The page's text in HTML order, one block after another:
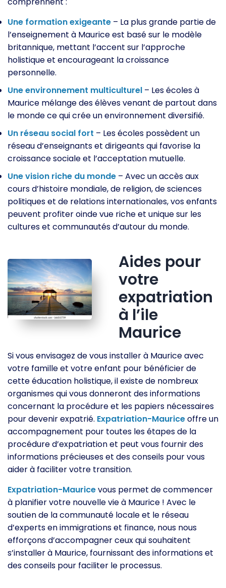
Une formation exigeante – La plus grande partie de
l’enseignement à Maurice est basé sur le modèle
britannique, mettant l’accent sur l’approche
holistique et encourageant la croissance
personnelle.
Une environnement multiculturel – Les écoles à
Maurice mélange des élèves venant de partout dans
le monde ce qui crée un environnement diversifié.
Un réseau social fort – Les écoles possèdent un
réseau d’enseignants et dirigeants qui favorise la
croissance sociale et l’acceptation mutuelle.
Une vision riche du monde – Avec un accès aux
cours d’histoire mondiale, de religion, de sciences
politiques et de relations internationales, vos enfants
peuvent profiter oinde vue riche et unique sur les
cultures et communautés d’autour du monde.
Aides pour
votre
expatriation
à l’ile
Maurice
Si vous envisagez de vous installer à Maurice avec
votre famille et votre enfant pour bénéficier de
cette éducation holistique, il existe de nombreux
organismes qui vous donneront des informations
concernant la procédure et les papiers nécessaires
pour devenir expatrié. Expatriation-Mauriceoffre un
accompagnement pour toutes les étapes de la
procédure d’expatriation et peut vous fournir des
informations précieuses et des conseils pour vous
aider à faciliter votre transition.
Expatriation-Mauricevous permet de commencer
à planifier votre nouvelle vie à Maurice ! Avec le
soutien de la communauté locale et le réseau
d’experts en immigrations et finance, nous nous
efforçons d’accompagner ceux qui souhaitent
s’installer à Maurice, fournissant des informations et
des conseils pour faciliter le processus.